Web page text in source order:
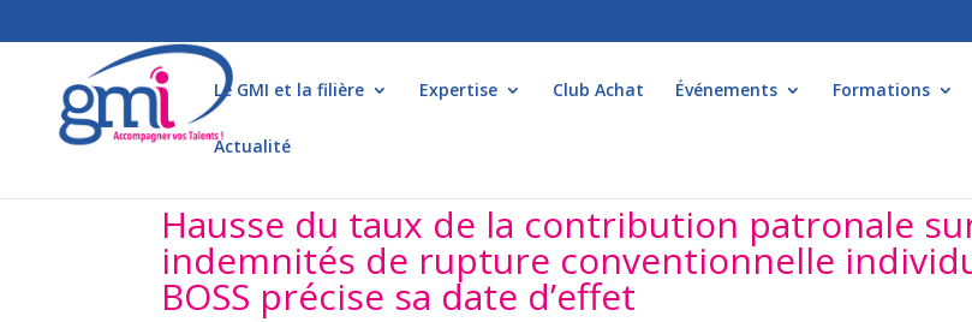
Le GMI et la filière Expertise Club Achat Événements Formations
Actualité
Hausse du taux de la contribution patronale
indemnités de rupture conventionnelle
BOSS précise sa date d’effet